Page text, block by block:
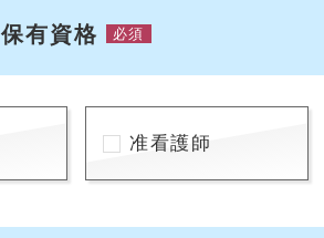
保有資格 必須
准看護師